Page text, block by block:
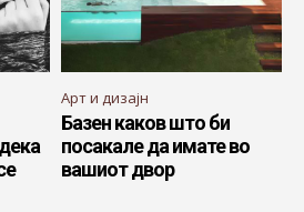
Арт и дизајн
Базен каков што би
посакале да имате во
вашиот двор